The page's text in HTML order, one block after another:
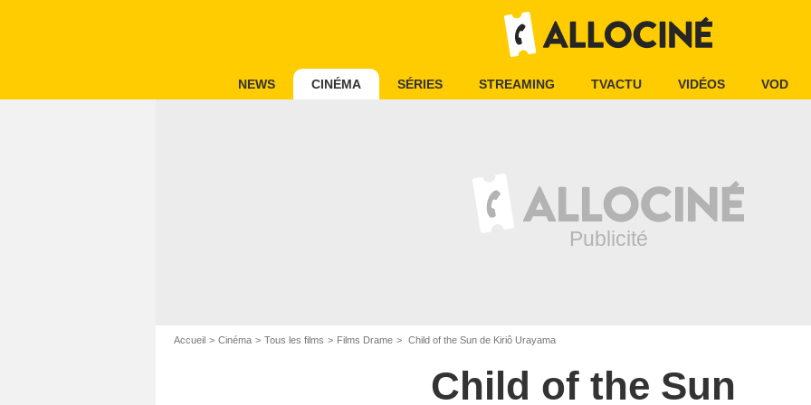
NEWS CINÉMA SÉRIES STREAMING TVACTU VIDÉOS VOD
Accueil Cinéma Tous les films Films Drame Child of the Sun de Kiriô Urayama
Child of the Sun